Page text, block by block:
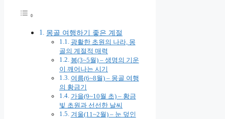
몽골 여행하기 좋은 계절
광활한 초원의 나라, 몽
골의 계절적 매력
봄(3~5월) – 생명의 기운
이 깨어나는 시기
여름(6~8월) – 몽골 여행
의 황금기
가을(9~10월 초) – 황금
빛 초원과 선선한 날씨
겨울(11~2월) – 눈 덮인